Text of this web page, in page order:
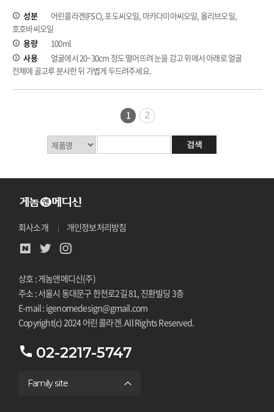
성분
어린콜라겐(FSC), 포도씨오일, 마카다미아씨오일, 올리브오일,
호호바씨오일
용량
100ml
사용
얼굴에서 20~30cm 정도 떨어뜨려 눈을 감고 위에서 아래로 얼굴
전체에 골고루 분사한 뒤 가볍게 두드려주세요.
1 2
회사소개 개인정보처리방침
상호 : 게놈앤메디신(주)
주소 : 서울시 동대문구 한천로2길 81, 진환빌딩 3층
E-mail : igenomedesign@gmail.com
Copyright(c) 2024 어린 콜라겐. All Rights Reserved.
02-2217-5747
Family site